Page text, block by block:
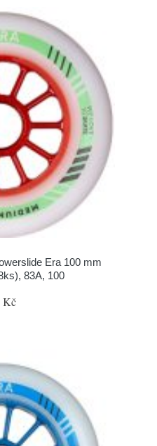
Era 100 mm
83A, 100
Kč